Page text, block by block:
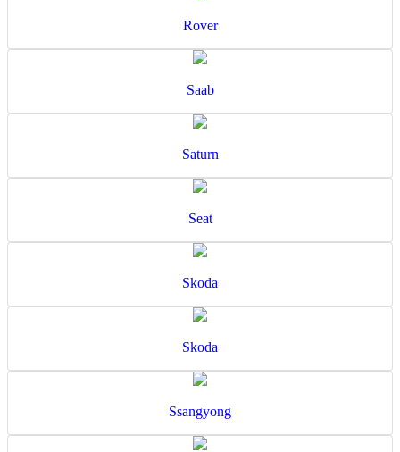
Rover
Saab
Saturn
Seat
Skoda
Skoda
Ssangyong